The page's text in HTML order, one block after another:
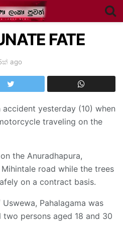
FATE
ago
yesterday (10) when
traveling on the
the Anuradhapura,
road while the trees
on a contract basis.
Pahalagama was
persons aged 18 and 30